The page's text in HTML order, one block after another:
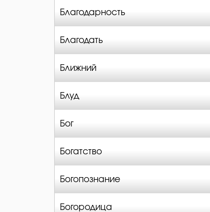
Благодарность
Благодать
Ближний
Блуд
Бог
Богатство
Богопознание
Богородица